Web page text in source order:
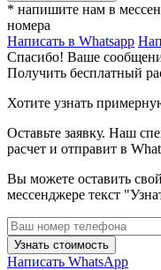
* напишите нам в
номера
Написать в Whatsapp
Спасибо! Ваше
Получить бесплатный
Хотите узнать
Оставьте заявку. Наш
расчет и отправит в
Вы можете оставить
мессенджере текст
Узнать стоимость
Написать WhatsApp